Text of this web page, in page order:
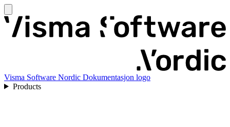
Visma Software Nordic Dokumentasjon logo
Products